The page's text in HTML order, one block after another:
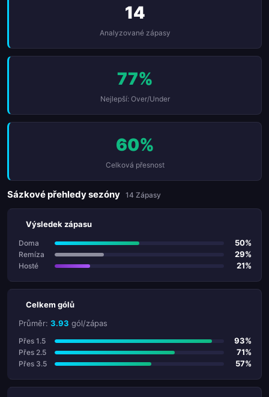
14
Analyzované zápasy
77%
Nejlepší: Over/Under
60%
Celková přesnost
Sázkové přehledy sezóny 14 Zápasy
Výsledek zápasu
Doma 50%
Remíza 29%
Hosté 21%
Celkem gólů
Průměr: 3.93 gól/zápas
Přes 1.5 93%
Přes 2.5 71%
Přes 3.5 57%